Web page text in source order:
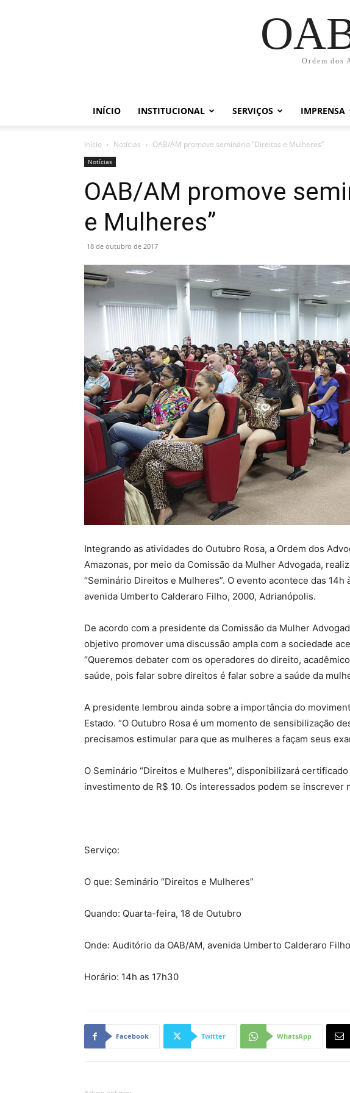
Ordem dos
INÍCIO INSTITUCIONAL SERVIÇOS IMPRENSA
Início Notícias OAB/AM promove seminário “Direitos e Mulheres”
Notícias
OAB/AM promove
e Mulheres”
18 de outubro de 2017
Integrando as atividades do Outubro Rosa, a Ordem dos
Amazonas, por meio da Comissão da Mulher Advogada,
“Seminário Direitos e Mulheres”. O evento acontece das 14h
avenida Umberto Calderaro Filho, 2000, Adrianópolis.
De acordo com a presidente da Comissão da Mulher
objetivo promover uma discussão ampla com a sociedade
“Queremos debater com os operadores do direito,
saúde, pois falar sobre direitos é falar sobre a saúde da
A presidente lembrou ainda sobre a importância do
Estado. “O Outubro Rosa é um momento de sensibilização
precisamos estimular para que as mulheres a façam seus
O Seminário “Direitos e Mulheres”, disponibilizará
investimento de R$ 10. Os interessados podem se inscrever
Serviço:
O que: Seminário “Direitos e Mulheres”
Quando: Quarta-feira, 18 de Outubro
Onde: Auditório da OAB/AM, avenida Umberto Calderaro
Horário: 14h as 17h30
Facebook Twitter WhatsApp